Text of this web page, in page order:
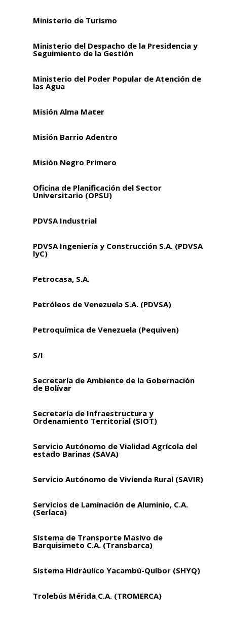
Ministerio de Turismo
Ministerio del Despacho de la Presidencia y
Seguimiento de la Gestión
Ministerio del Poder Popular de Atención de
las Agua
Misión Alma Mater
Misión Barrio Adentro
Misión Negro Primero
Oficina de Planificación del Sector
Universitario (OPSU)
PDVSA Industrial
PDVSA Ingeniería y Construcción S.A. (PDVSA
lyC)
Petrocasa, S.A.
Petróleos de Venezuela S.A. (PDVSA)
Petroquímica de Venezuela (Pequiven)
S/I
Secretaría de Ambiente de la Gobernación
de Bolívar
Secretaría de Infraestructura y
Ordenamiento Territorial (SIOT)
Servicio Autónomo de Vialidad Agrícola del
estado Barinas (SAVA)
Servicio Autónomo de Vivienda Rural (SAVIR)
Servicios de Laminación de Aluminio, C.A.
(Serlaca)
Sistema de Transporte Masivo de
Barquisimeto C.A. (Transbarca)
Sistema Hidráulico Yacambú-Quíbor (SHYQ)
Trolebús Mérida C.A. (TROMERCA)